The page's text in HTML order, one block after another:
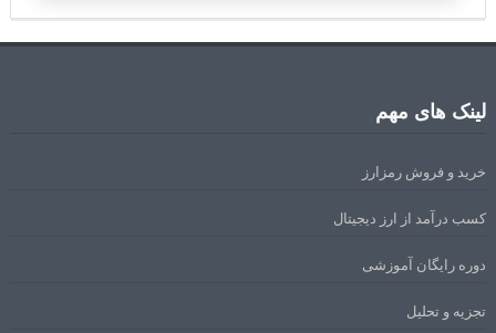
لینک های مهم
خرید و فروش رمزارز
کسب درآمد از ارز دیجیتال
دوره رایگان آموزشی
تجزیه و تحلیل